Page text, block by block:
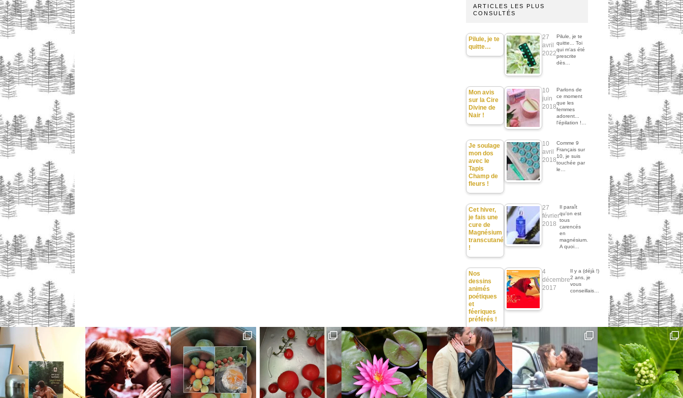
ARTICLES LES PLUS
CONSULTÉS
Pilule, je te
quitte…
27
avril
2022
Pilule, je te
quitte... Toi
qui m'as été
prescrite
dès…
Mon avis
sur la Cire
Divine de
Nair !
10
juin
2018
Parlons de
ce moment
que les
femmes
adorent...
l'épilation !…
Je soulage
mon dos
avec le
Tapis
Champ de
fleurs !
10
avril
2018
Comme 9
Français sur
10, je suis
touchée par
le…
Cet hiver,
je fais une
cure de
Magnésium
transcutané
!
27
février
2018
Il paraît
qu'on est
tous
carencés
en
magnésium.
A quoi…
Nos
dessins
animés
poétiques
et
féeriques
préférés !
4
décembre
2017
Il y a (déjà !)
2 ans, je
vous
conseillais…